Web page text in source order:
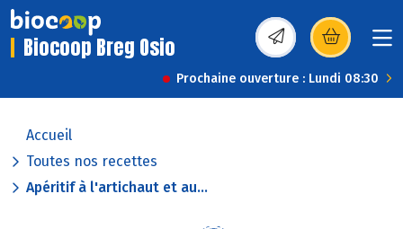
Biocoop Breg Osio (s’ouvre dans une
Prochaine ouverture : Lundi 08:30
Accueil
Toutes nos recettes
Apéritif à l'artichaut et au...